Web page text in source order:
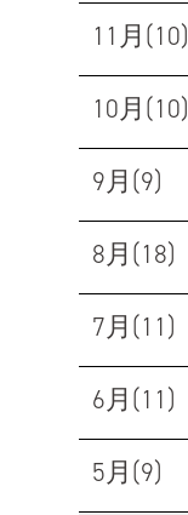
11月(10)
10月(10)
9月(9)
8月(18)
7月(11)
6月(11)
5月(9)